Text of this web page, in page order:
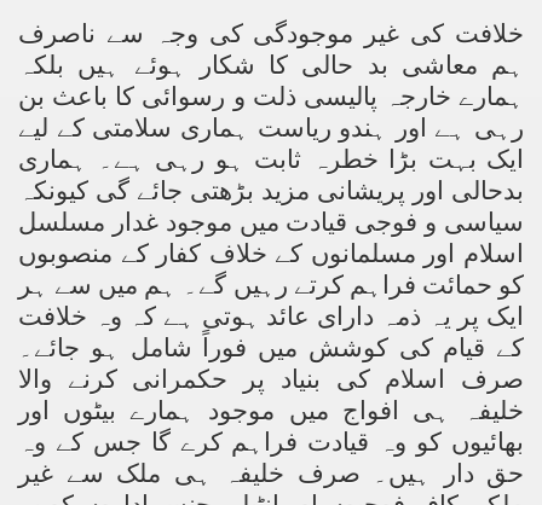
خلافت کی غیر موجودگی کی وجہ سے ناصرف
ہم معاشی بد حالی کا شکار ہوئے ہیں بلکہ
ہمارے خارجہ پالیسی ذلت و رسوائی کا باعث بن
رہی ہے اور ہندو ریاست ہماری سلامتی کے لیے
ایک بہت بڑا خطرہ ثابت ہو رہی ہے۔ ہماری
بدحالی اور پریشانی مزید بڑھتی جائے گی کیونکہ
سیاسی و فوجی قیادت میں موجود غدار مسلسل
اسلام اور مسلمانوں کے خلاف کفار کے منصوبوں
کو حمائت فراہم کرتے رہیں گے۔ ہم میں سے ہر
ایک پر یہ ذمہ دارای عائد ہوتی ہے کہ وہ خلافت
کے قیام کی کوشش میں فوراً شامل ہو جائے۔
صرف اسلام کی بنیاد پر حکمرانی کرنے والا
خلیفہ ہی افواج میں موجود ہمارے بیٹوں اور
بھائیوں کو وہ قیادت فراہم کرے گا جس کے وہ
حق دار ہیں۔ صرف خلیفہ ہی ملک سے غیر